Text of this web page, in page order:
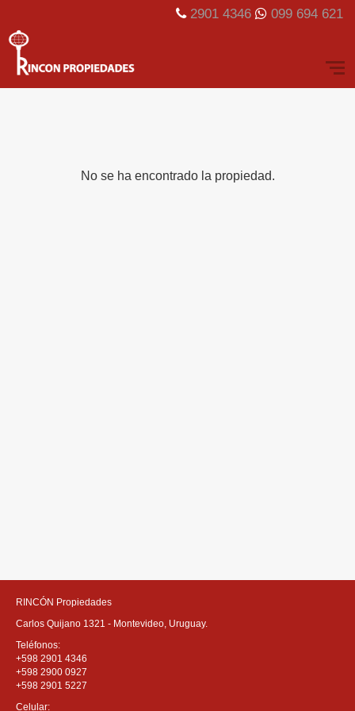
2901 4346 099 694 621
No se ha encontrado la propiedad.
RINCÓN Propiedades
Carlos Quijano 1321 - Montevideo, Uruguay.
Teléfonos:
+598 2901 4346
+598 2900 0927
+598 2901 5227
Celular: